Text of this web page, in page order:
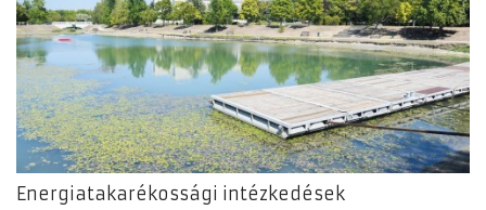
Energiatakarékossági intézkedések